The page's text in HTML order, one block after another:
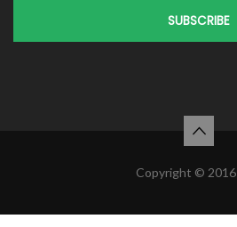
SUBSCRIBE
Copyright © 2016